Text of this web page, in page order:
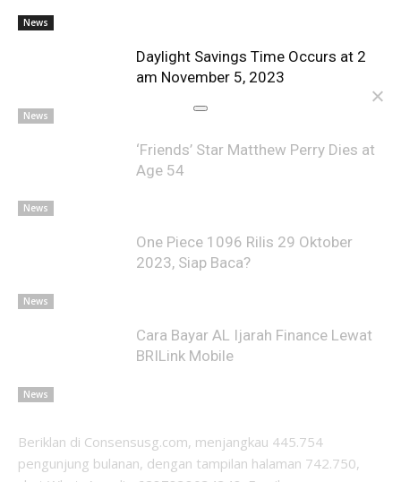
News
News
Daylight Savings Time Occurs at 2
am November 5, 2023
News
‘Friends’ Star Matthew Perry Dies at
Age 54
News
One Piece 1096 Rilis 29 Oktober
2023, Siap Baca?
News
Cara Bayar AL Ijarah Finance Lewat
BRILink Mobile
Beriklan di Consensusg.com, menjangkau 445.754
pengunjung bulanan, dengan tampilan halaman 742.750,